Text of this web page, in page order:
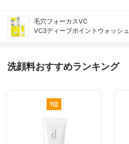
毛穴フォーカスVC
VC3ディープポイントウォッシュ
洗顔料おすすめランキング
1位